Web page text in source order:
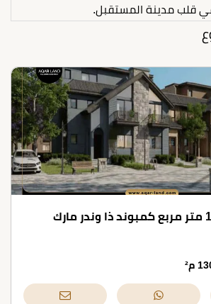
قلب مدينة المستقبل.
شقة بمساحة 130 متر مربع كمبوند ذا وندر مارك